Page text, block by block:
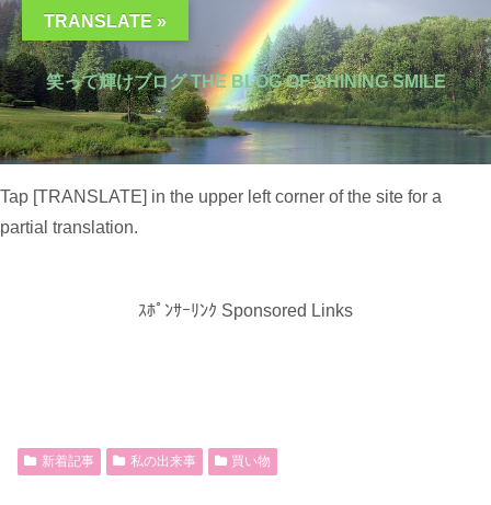
笑って輝けブログ THE BLOG OF SHINING SMILE
Tap [TRANSLATE] in the upper left corner of the site for a
partial translation.
ｽﾎﾟﾝｻｰﾘﾝｸ Sponsored Links
新着記事 私の出来事 買い物
TRANSLATE »